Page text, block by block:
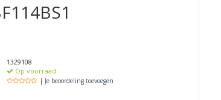
1329108
Op voorraad
| Je beoordeling toevoegen